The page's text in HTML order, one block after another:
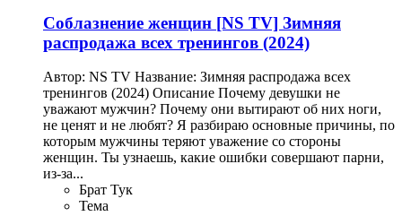
Соблазнение женщин [NS TV] Зимняя
распродажа всех тренингов (2024)
Автор: NS TV Название: Зимняя распродажа всех
тренингов (2024) Описание Почему девушки не
уважают мужчин? Почему они вытирают об них ноги,
не ценят и не любят? Я разбираю основные причины, по
которым мужчины теряют уважение со стороны
женщин. Ты узнаешь, какие ошибки совершают парни,
из-за...
Брат Тук
Тема